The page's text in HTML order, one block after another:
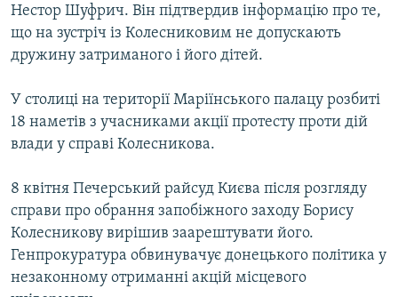
УКР
КТАТ
Усі сайти RFE/RL
Нестор Шуфрич. Він підтвердив інформацію про те,
що на зустріч із Колесниковим не допускають
дружину затриманого і його дітей.
У столиці на території Маріїнського палацу розбиті
18 наметів з учасниками акції протесту проти дій
влади у справі Колесникова.
8 квітня Печерський райсуд Києва після розгляду
справи про обрання запобіжного заходу Борису
Колесникову вирішив заарештувати його.
Генпрокуратура обвинувачує донецького політика у
незаконному отриманні акцій місцевого